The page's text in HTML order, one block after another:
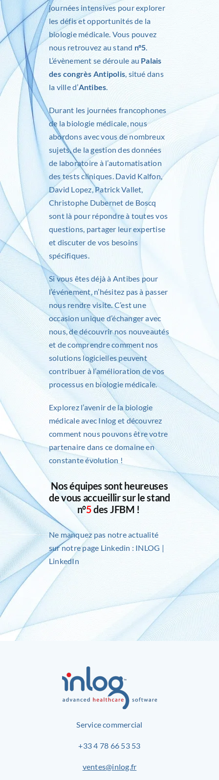
journées intensives pour explorer
les défis et opportunités de la
biologie médicale. Vous pouvez
nous retrouvez au stand n°5.
L’évènement se déroule au Palais
des congrès Antipolis, situé dans
la ville d’Antibes.
Durant les journées francophones
de la biologie médicale, nous
abordons avec vous de nombreux
sujets, de la gestion des données
de laboratoire à l’automatisation
des tests cliniques. David Kalfon,
David Lopez,Patrick Vallet,
Christophe Dubernet de Boscq
sont là pour répondre à toutes vos
questions, partager leur expertise
et discuter de vos besoins
spécifiques.
Si vous êtes déjà à Antibes pour
l’événement, n’hésitez pas à passer
nous rendre visite. C’est une
occasion unique d’échanger avec
nous, de découvrir nos nouveautés
et de comprendre comment nos
solutions logicielles peuvent
contribuer à l’amélioration de vos
processus en biologie médicale.
Explorez l’avenir de la biologie
médicale avec Inlog et découvrez
comment nous pouvons être votre
partenaire dans ce domaine en
constante évolution !
Nos équipes sont heureuses
de vous accueillir sur le stand
n°5des JFBM !
Ne manquez pas notre actualité
sur notre page Linkedin : INLOG |
LinkedIn
Service commercial
+33 4 78 66 53 53
ventes@inlog.fr